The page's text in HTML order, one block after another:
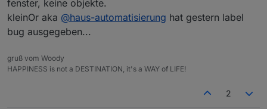
fenster, keine objekte.
kleinOr aka @haus-automatisierung hat gestern label
bug ausgegeben...
gruß vom Woody
HAPPINESS is not a DESTINATION, it's a WAY of LIFE!
2